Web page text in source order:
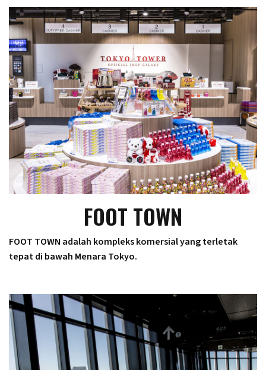
FOOT TOWN
FOOT TOWN adalah kompleks komersial yang terletak
tepat di bawah Menara Tokyo.